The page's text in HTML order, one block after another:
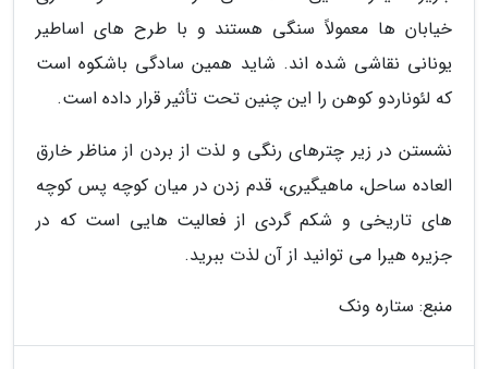
خیابان ها معمولاً سنگی هستند و با طرح های اساطیر
یونانی نقاشی شده اند. شاید همین سادگی باشکوه است
که لئوناردو کوهن را این چنین تحت تأثیر قرار داده است.
نشستن در زیر چترهای رنگی و لذت از بردن از مناظر خارق
العاده ساحل، ماهیگیری، قدم زدن در میان کوچه پس کوچه
های تاریخی و شکم گردی از فعالیت هایی است که در
جزیره هیرا می توانید از آن لذت ببرید.
منبع: ستاره ونک